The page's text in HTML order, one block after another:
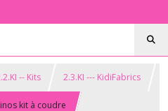
-- Kits 2.3.KI --- KidiFabrics
kit à coudre